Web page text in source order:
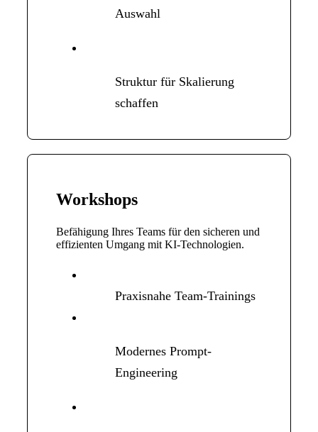
Auswahl
Struktur für Skalierung
schaffen
Workshops
Befähigung Ihres Teams für den sicheren und
effizienten Umgang mit KI-Technologien.
Praxisnahe Team-Trainings
Modernes Prompt-
Engineering